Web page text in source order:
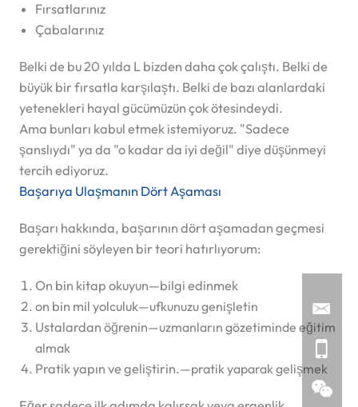
Fırsatlarınız
Çabalarınız
Belki de bu 20 yılda L bizden daha çok çalıştı. Belki de
büyük bir fırsatla karşılaştı. Belki de bazı alanlardaki
yetenekleri hayal gücümüzün çok ötesindeydi.
Ama bunları kabul etmek istemiyoruz. "Sadece
şanslıydı" ya da "o kadar da iyi değil" diye düşünmeyi
tercih ediyoruz.
Başarıya Ulaşmanın Dört Aşaması
Başarı hakkında, başarının dört aşamadan geçmesi
gerektiğini söyleyen bir teori hatırlıyorum:
On bin kitap okuyun—bilgi edinmek
on bin mil yolculuk—ufkunuzu genişletin
Ustalardan öğrenin—uzmanların gözetiminde eğitim
almak
Pratik yapın ve geliştirin.—pratik yaparak gelişmek